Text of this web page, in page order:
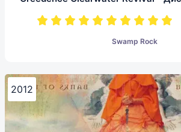
Swamp Rock
2012